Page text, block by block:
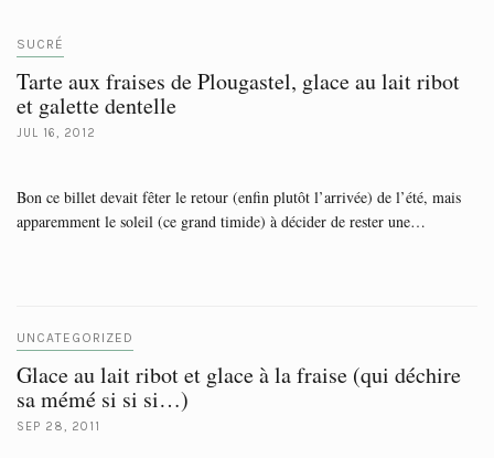
SUCRÉ
Tarte aux fraises de Plougastel, glace au lait ribot
et galette dentelle
JUL 16, 2012
Bon ce billet devait fêter le retour (enfin plutôt l’arrivée) de l’été, mais
apparemment le soleil (ce grand timide) à décider de rester une…
UNCATEGORIZED
Glace au lait ribot et glace à la fraise (qui déchire
sa mémé si si si…)
SEP 28, 2011